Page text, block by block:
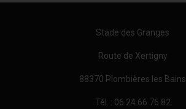
Stade des Granges
Route de Xertigny
88370 Plombières les Bains
Tél. : 06 24 66 76 82